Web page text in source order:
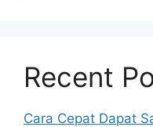
Recent
Cara Cepat Dapat